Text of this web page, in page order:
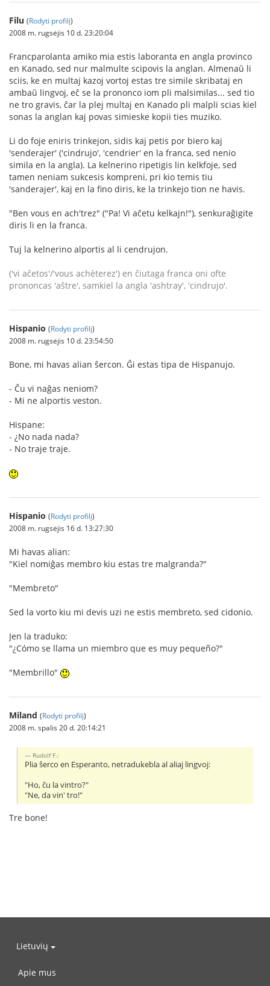
Filu (Rodyti profilį)
2008 m. rugsėjis 10 d. 23:20:04
Francparolanta amiko mia estis laboranta en angla provinco
en Kanado, sed nur malmulte scipovis la anglan. Almenaŭ li
sciis, ke en multaj kazoj vortoj estas tre simile skribataj en
ambaŭ lingvoj, eĉ se la prononco iom pli malsimilas... sed tio
ne tro gravis, ĉar la plej multaj en Kanado pli malpli scias kiel
sonas la anglan kaj povas simieske kopii ties muziko.
Li do foje eniris trinkejon, sidis kaj petis por biero kaj
'senderajer' ('cindrujo', 'cendrier' en la franca, sed nenio
simila en la angla). La kelnerino ripetigis lin kelkfoje, sed
tamen neniam sukcesis kompreni, pri kio temis tiu
'sanderajer', kaj en la fino diris, ke la trinkejo tion ne havis.
"Ben vous en ach'trez" ("Pa! Vi aĉetu kelkajn!"), senkuraĝigite
diris li en la franca.
Tuj la kelnerino alportis al li cendrujon.
('vi aĉetos'/'vous achèterez') en ĉiutaga franca oni ofte
prononcas 'aŝtre', samkiel la angla 'ashtray', 'cindrujo'.
Hispanio (Rodyti profilį)
2008 m. rugsėjis 10 d. 23:54:50
Bone, mi havas alian ŝercon. Ĝi estas tipa de Hispanujo.
- Ĉu vi naĝas neniom?
- Mi ne alportis veston.
Hispane:
- ¿No nada nada?
- No traje traje.
Hispanio (Rodyti profilį)
2008 m. rugsėjis 16 d. 13:27:30
Mi havas alian:
"Kiel nomiĝas membro kiu estas tre malgranda?"
"Membreto"
Sed la vorto kiu mi devis uzi ne estis membreto, sed cidonio.
Jen la traduko:
"¿Cómo se llama un miembro que es muy pequeño?"
"Membrillo"
Miland (Rodyti profilį)
2008 m. spalis 20 d. 20:14:21
Rudolf F.:
Plia ŝerco en Esperanto, netradukebla al aliaj lingvoj:
"Ho, ĉu la vintro?"
"Ne, da vin' tro!"
Tre bone!
Lietuvių
Apie mus